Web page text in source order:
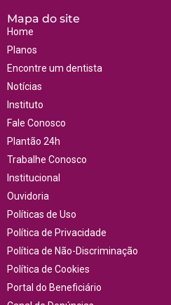
Mapa do site
Home
Planos
Encontre um dentista
Notícias
Instituto
Fale Conosco
Plantão 24h
Trabalhe Conosco
Institucional
Ouvidoria
Políticas de Uso
Política de Privacidade
Política de Não-Discriminação
Política de Cookies
Portal do Beneficiário